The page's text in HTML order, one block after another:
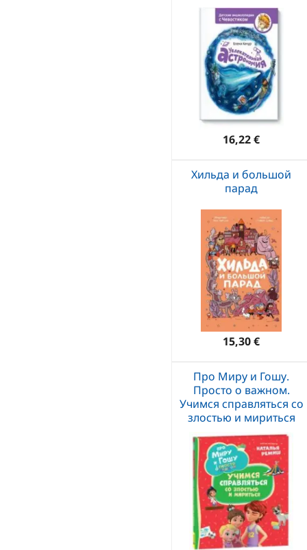
16,22 €
Хильда и большой
парад
15,30 €
Про Миру и Гошу.
Просто о важном.
Учимся справляться со
злостью и мириться